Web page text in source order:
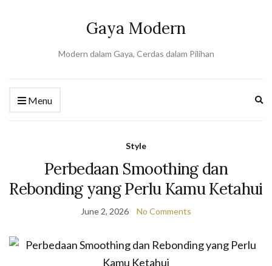
Gaya Modern
Modern dalam Gaya, Cerdas dalam Pilihan
Menu
Style
Perbedaan Smoothing dan
Rebonding yang Perlu Kamu Ketahui
June 2, 2026 No Comments